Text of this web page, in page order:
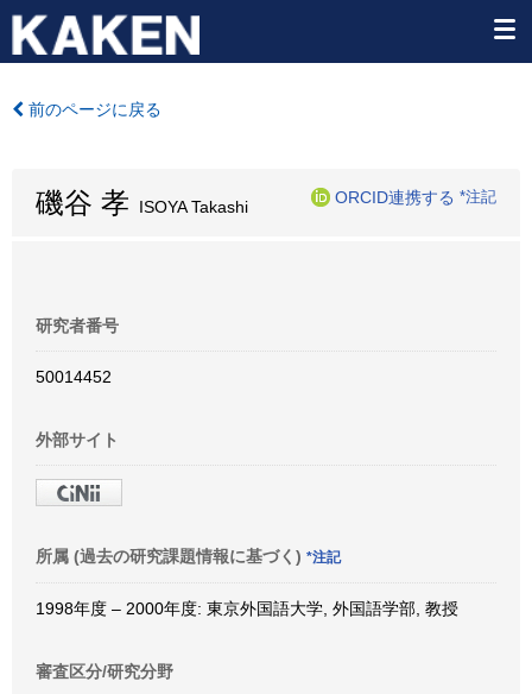
前のページに戻る
磯谷 孝 ISOYA Takashi
ORCID連携する *注記
研究者番号
50014452
外部サイト
所属 (過去の研究課題情報に基づく) *注記
1998年度 – 2000年度: 東京外国語大学, 外国語学部, 教授
審査区分/研究分野